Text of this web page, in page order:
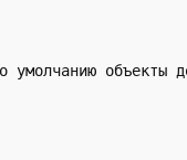
умолчанию